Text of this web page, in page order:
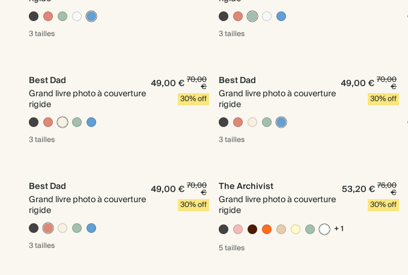
3 tailles 3 tailles
Best Dad
Grand livre photo à couverture
rigide
49,00 €70,00
€
30% off
3 tailles
Best Dad
Grand livre photo à couverture
rigide
49,00 €70,00
€
30% off
3 tailles
Best Dad
Grand livre photo à couverture
rigide
49,00 €70,00
€
30% off
3 tailles
The Archivist
Grand livre photo à couverture
rigide
53,20 €76,00
€
30% off
+ 1
5 tailles